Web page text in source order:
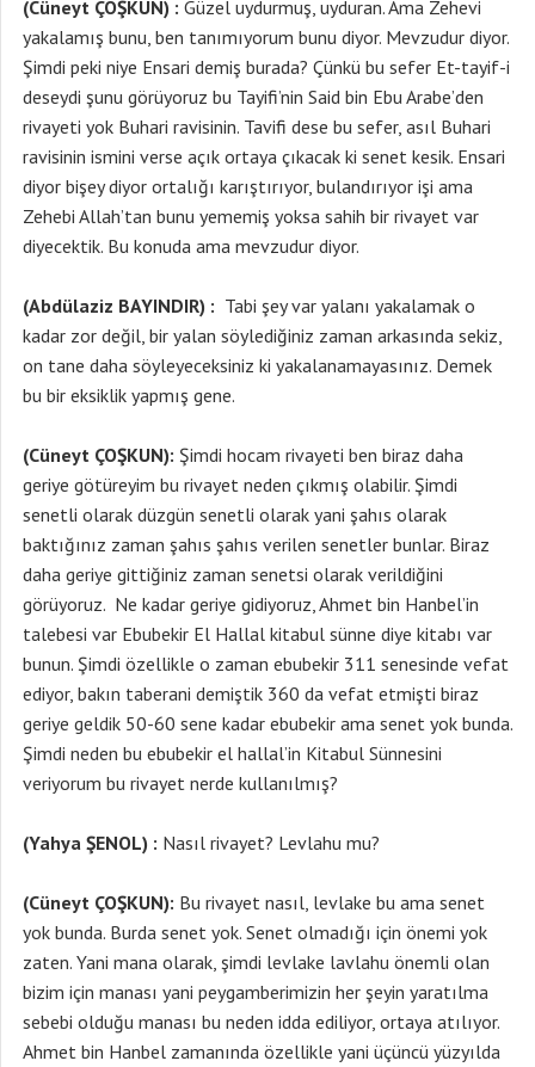
(Cüneyt ÇOŞKUN) : Güzel uydurmuş, uyduran. Ama Zehevi
yakalamış bunu, ben tanımıyorum bunu diyor. Mevzudur diyor.
Şimdi peki niye Ensari demiş burada? Çünkü bu sefer Et-tayif-i
deseydi şunu görüyoruz bu Tayifi’nin Said bin Ebu Arabe’den
rivayeti yok Buhari ravisinin. Tavifi dese bu sefer, asıl Buhari
ravisinin ismini verse açık ortaya çıkacak ki senet kesik. Ensari
diyor bişey diyor ortalığı karıştırıyor, bulandırıyor işi ama
Zehebi Allah’tan bunu yememiş yoksa sahih bir rivayet var
diyecektik. Bu konuda ama mevzudur diyor.
(Abdülaziz BAYINDIR) : Tabi şey var yalanı yakalamak o
kadar zor değil, bir yalan söylediğiniz zaman arkasında sekiz,
on tane daha söyleyeceksiniz ki yakalanamayasınız. Demek
bu bir eksiklik yapmış gene.
(Cüneyt ÇOŞKUN): Şimdi hocam rivayeti ben biraz daha
geriye götüreyim bu rivayet neden çıkmış olabilir. Şimdi
senetli olarak düzgün senetli olarak yani şahıs olarak
baktığınız zaman şahıs şahıs verilen senetler bunlar. Biraz
daha geriye gittiğiniz zaman senetsi olarak verildiğini
görüyoruz. Ne kadar geriye gidiyoruz, Ahmet bin Hanbel’in
talebesi var Ebubekir El Hallal kitabul sünne diye kitabı var
bunun. Şimdi özellikle o zaman ebubekir 311 senesinde vefat
ediyor, bakın taberani demiştik 360 da vefat etmişti biraz
geriye geldik 50-60 sene kadar ebubekir ama senet yok bunda.
Şimdi neden bu ebubekir el hallal’in Kitabul Sünnesini
veriyorum bu rivayet nerde kullanılmış?
(Yahya ŞENOL) : Nasıl rivayet? Levlahu mu?
(Cüneyt ÇOŞKUN): Bu rivayet nasıl, levlake bu ama senet
yok bunda. Burda senet yok. Senet olmadığı için önemi yok
zaten. Yani mana olarak, şimdi levlake lavlahu önemli olan
bizim için manası yani peygamberimizin her şeyin yaratılma
sebebi olduğu manası bu neden idda ediliyor, ortaya atılıyor.
Ahmet bin Hanbel zamanında özellikle yani üçüncü yüzyılda